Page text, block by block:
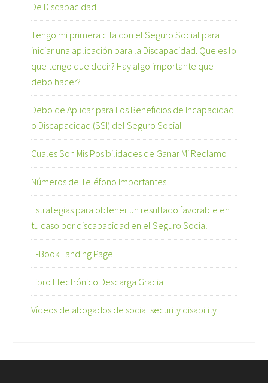
De Discapacidad
Tengo mi primera cita con el Seguro Social para
iniciar una aplicación para la Discapacidad. Que es lo
que tengo que decir? Hay algo importante que
debo hacer?
Debo de Aplicar para Los Beneficios de Incapacidad
o Discapacidad (SSI) del Seguro Social
Cuales Son Mis Posibilidades de Ganar Mi Reclamo
Números de Teléfono Importantes
Estrategias para obtener un resultado favorable en
tu caso por discapacidad en el Seguro Social
E-Book Landing Page
Libro Electrónico Descarga Gracia
Vídeos de abogados de social security disability